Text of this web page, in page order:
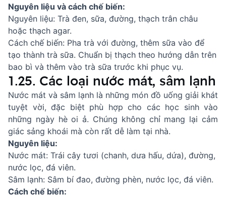
Nguyên liệu và cách chế biến:
Nguyên liệu: Trà đen, sữa, đường, thạch trân châu
hoặc thạch agar.
Cách chế biến: Pha trà với đường, thêm sữa vào để
tạo thành trà sữa. Chuẩn bị thạch theo hướng dẫn trên
bao bì và thêm vào trà sữa trước khi phục vụ.
1.25. Các loại nước mát, sâm lạnh
Nước mát và sâm lạnh là những món đồ uống giải khát
tuyệt vời, đặc biệt phù hợp cho các học sinh vào
những ngày hè oi ả. Chúng không chỉ mang lại cảm
giác sảng khoái mà còn rất dễ làm tại nhà.
Nguyên liệu:
Nước mát: Trái cây tươi (chanh, dưa hấu, dứa), đường,
nước lọc, đá viên.
Sâm lạnh: Sâm bí đao, đường phèn, nước lọc, đá viên.
Cách chế biến: